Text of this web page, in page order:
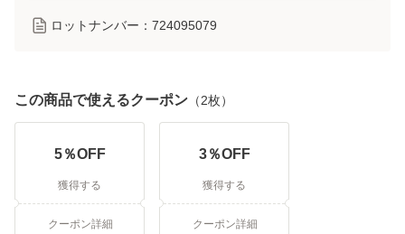
ロットナンバー： 724095079
この商品で使えるクーポン （2枚）
5％OFF
獲得する
クーポン詳細
3％OFF
獲得する
クーポン詳細